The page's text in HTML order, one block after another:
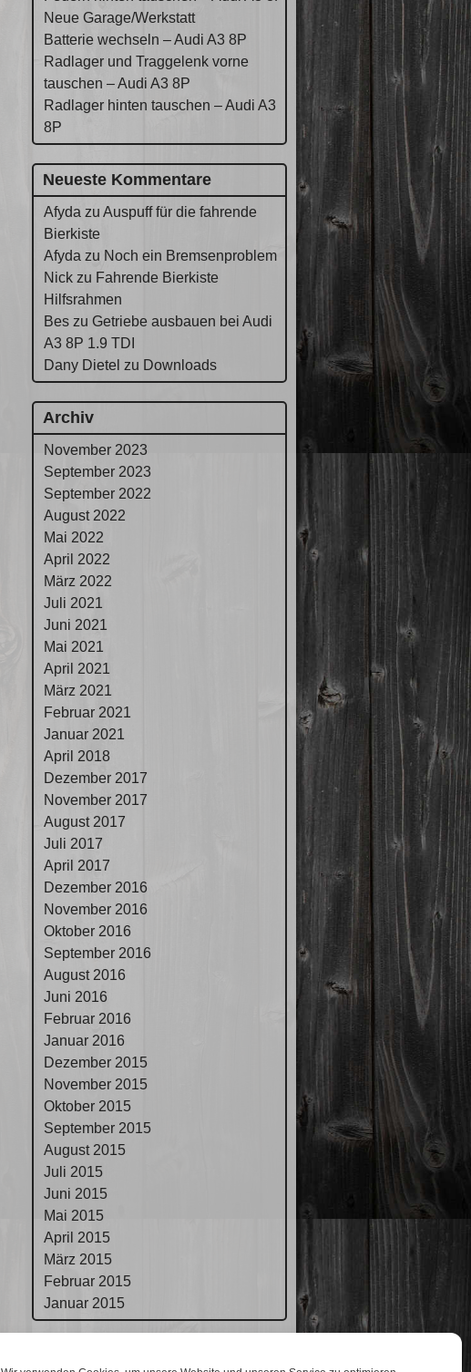
Neue Garage/Werkstatt
Batterie wechseln – Audi A3 8P
Radlager und Traggelenk vorne
tauschen – Audi A3 8P
Radlager hinten tauschen – Audi A3
8P
Neueste Kommentare
Afyda zu Auspuff für die fahrende
Bierkiste
Afyda zu Noch ein Bremsenproblem
Nick zu Fahrende Bierkiste
Hilfsrahmen
Bes zu Getriebe ausbauen bei Audi
A3 8P 1.9 TDI
Dany Dietel zu Downloads
Archiv
November 2023
September 2023
September 2022
August 2022
Mai 2022
April 2022
März 2022
Juli 2021
Juni 2021
Mai 2021
April 2021
März 2021
Februar 2021
Januar 2021
April 2018
Dezember 2017
November 2017
August 2017
Juli 2017
April 2017
Dezember 2016
November 2016
Oktober 2016
September 2016
August 2016
Juni 2016
Februar 2016
Januar 2016
Dezember 2015
November 2015
Oktober 2015
September 2015
August 2015
Juli 2015
Juni 2015
Mai 2015
April 2015
März 2015
Februar 2015
Januar 2015